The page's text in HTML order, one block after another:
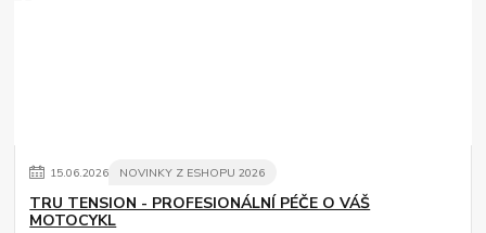
15.06.2026 NOVINKY Z ESHOPU 2026
TRU TENSION - PROFESIONÁLNÍ PÉČE O VÁŠ
MOTOCYKL